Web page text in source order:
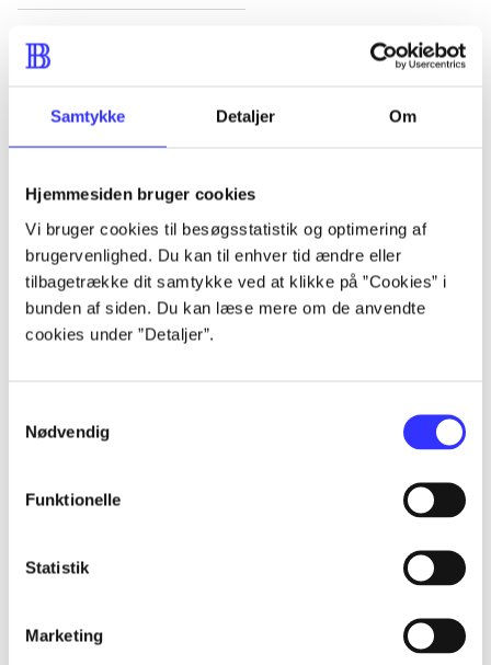
Samtykke Detaljer Om
Hjemmesiden bruger cookies
Vi bruger cookies til besøgsstatistik og optimering af
brugervenlighed. Du kan til enhver tid ændre eller
tilbagetrække dit samtykke ved at klikke på ”Cookies” i
bunden af siden. Du kan læse mere om de anvendte
cookies under ”Detaljer”.
Nødvendig
Funktionelle
Statistik
Marketing
Artikler
...
...
Gå til serien